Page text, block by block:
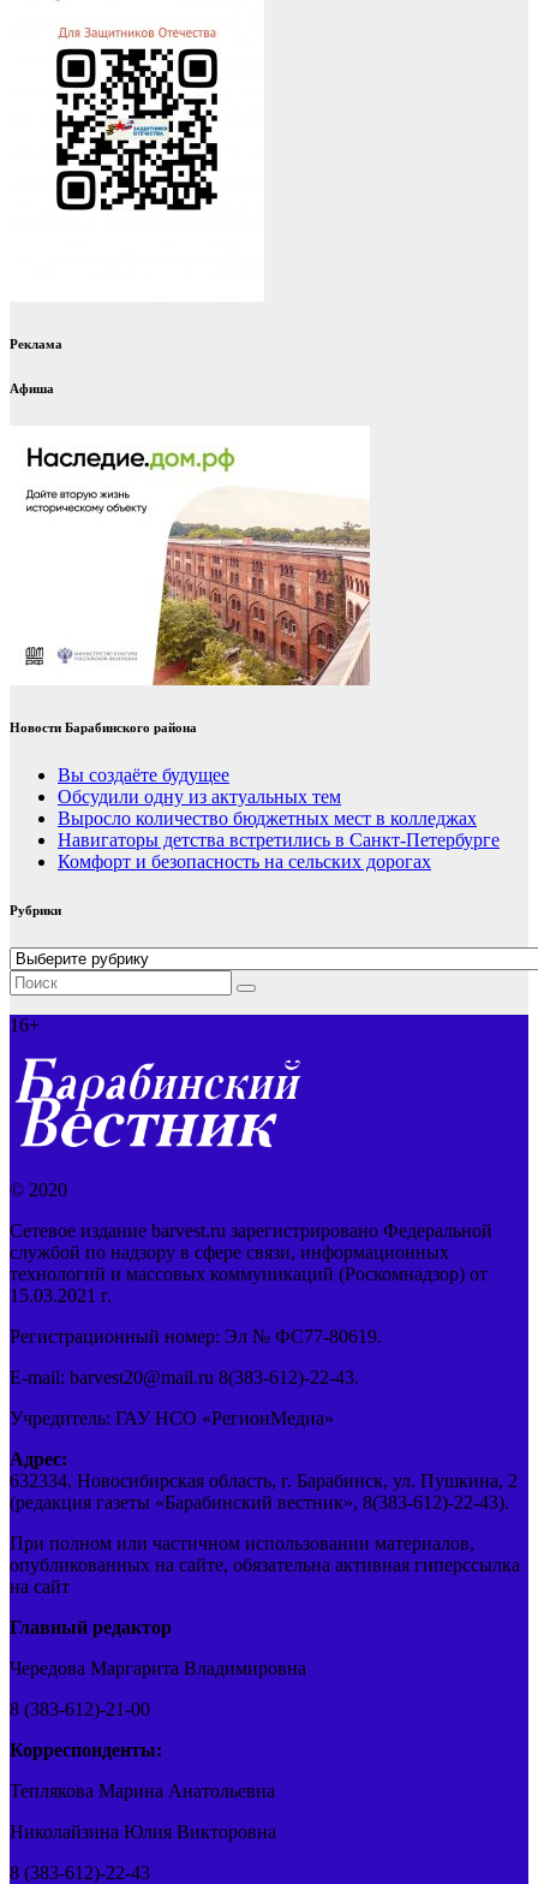
Реклама
Афиша
Новости Барабинского района
Вы создаёте будущее
Обсудили одну из актуальных тем
Выросло количество бюджетных мест в колледжах
Навигаторы детства встретились в Санкт-Петербурге
Комфорт и безопасность на сельских дорогах
Рубрики
Рубрики
16+
© 2020
Сетевое издание barvest.ru зарегистрировано Федеральной
службой по надзору в сфере связи, информационных
технологий и массовых коммуникаций (Роскомнадзор) от
15.03.2021 г.
Регистрационный номер: Эл № ФС77-80619.
E-mail: barvest20@mail.ru 8(383-612)-22-43.
Учредитель: ГАУ НСО «РегионМедиа»
Адрес:
632334, Новосибирская область, г. Барабинск, ул. Пушкина, 2
(редакция газеты «Барабинский вестник», 8(383-612)-22-43).
При полном или частичном использовании материалов,
опубликованных на сайте, обязательна активная гиперссылка
на сайт
Главный редактор
Чередова Маргарита Владимировна
8 (383-612)-21-00
Корреспонденты:
Теплякова Марина Анатольевна
Николайзина Юлия Викторовна
8 (383-612)-22-43